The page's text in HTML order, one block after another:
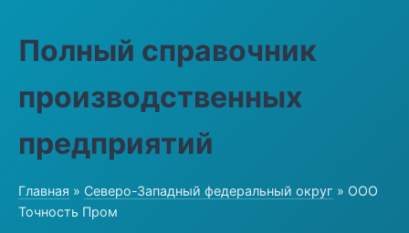
Полный справочник
производственных
предприятий
Главная » Северо-Западный федеральный округ » ООО
Точность Пром